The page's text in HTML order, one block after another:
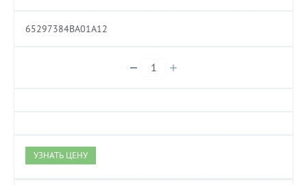
65297384BA01A12
УЗНАТЬ ЦЕНУ